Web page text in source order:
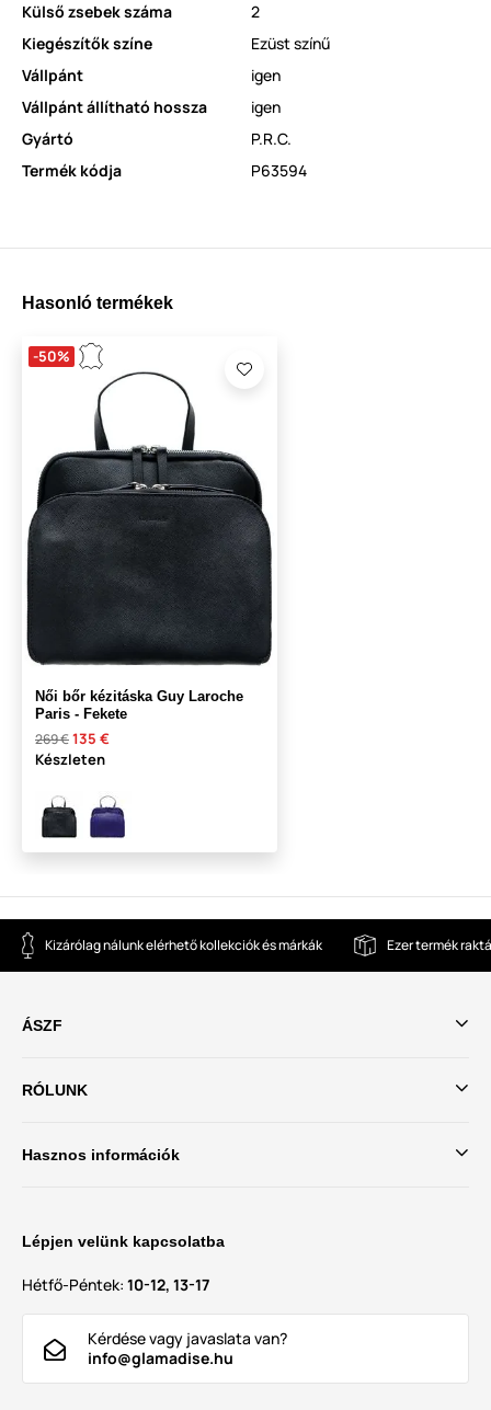
Külső zsebek száma
2
Kiegészítők színe
Ezüst színű
Vállpánt
igen
Vállpánt állítható hossza
igen
Gyártó
P.R.C.
Termék kódja
P63594
Hasonló termékek
-50%
Női bőr kézitáska Guy Laroche
Paris - Fekete
269 €135 €
Készleten
Kizárólag nálunk elérhető kollekciók és márkák Ezer termék
ÁSZF
RÓLUNK
Hasznos információk
Lépjen velünk kapcsolatba
Hétfő-Péntek: 10-12, 13-17
Kérdése vagy javaslata van?
info@glamadise.hu